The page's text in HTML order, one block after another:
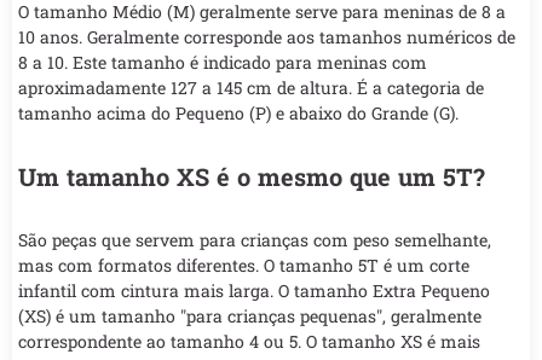
O tamanho Médio (M) geralmente serve para meninas de 8 a
10 anos. Geralmente corresponde aos tamanhos numéricos de
8 a 10. Este tamanho é indicado para meninas com
aproximadamente 127 a 145 cm de altura. É a categoria de
tamanho acima do Pequeno (P) e abaixo do Grande (G).
Um tamanho XS é o mesmo que um 5T?
São peças que servem para crianças com peso semelhante,
mas com formatos diferentes. O tamanho 5T é um corte
infantil com cintura mais larga. O tamanho Extra Pequeno
(XS) é um tamanho "para crianças pequenas", geralmente
correspondente ao tamanho 4 ou 5. O tamanho XS é mais